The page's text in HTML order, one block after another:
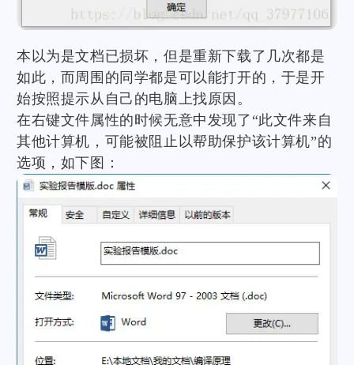
本以为是文档已损坏，但是重新下载了几次都是
如此，而周围的同学都是可以能打开的，于是开
始按照提示从自己的电脑上找原因。
在右键文件属性的时候无意中发现了“此文件来自
其他计算机，可能被阻止以帮助保护该计算机”的
选项，如下图：